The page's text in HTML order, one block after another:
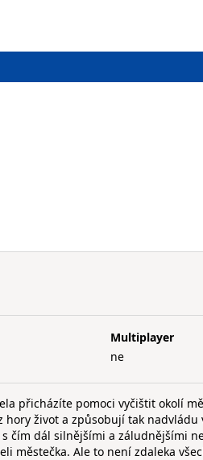
Multiplayer
ne
přicházíte pomoci vyčištit okolí
život a způsobují tak nadvládu
čím dál silnějšími a záludnějšími
městečka. Ale to není zdaleka